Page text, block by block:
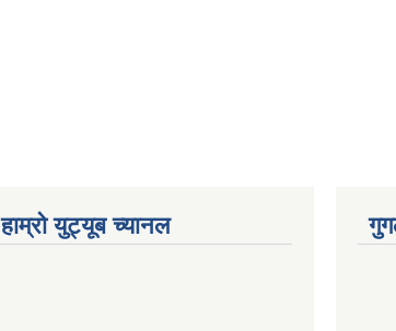
हाम्रो युट्यूब च्यानल